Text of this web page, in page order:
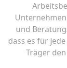
und
dass es für
Träger